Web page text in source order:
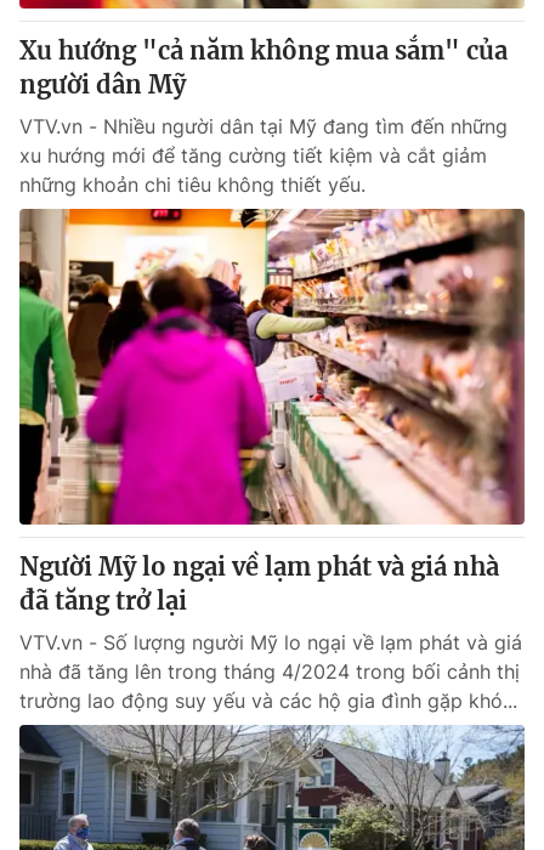
Tư vấn
Chuyên mục khác
Emagazine
Photo Infographic
Video Shorts video
VTV Money VTV Thể thao
VTV Sức khoẻ Bất động sản
Thị trường 24h Tấm lòng Việt
VTV4 Vươn mình bằng AI
VTV9 VTV8
Liên hệ tòa soạn English
THỜI BÁO VTV
Xu hướng "cả năm không mua sắm" của
người dân Mỹ
VTV.vn - Nhiều người dân tại Mỹ đang tìm đến những
xu hướng mới để tăng cường tiết kiệm và cắt giảm
những khoản chi tiêu không thiết yếu.
Người Mỹ lo ngại về lạm phát và giá nhà
đã tăng trở lại
VTV.vn - Số lượng người Mỹ lo ngại về lạm phát và giá
nhà đã tăng lên trong tháng 4/2024 trong bối cảnh thị
trường lao động suy yếu và các hộ gia đình gặp khó...